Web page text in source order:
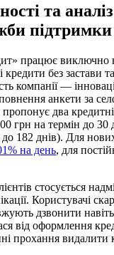
та
підтримки
працює виключно
без застави
компанії —
анкети за
пропонує два
грн на термін до 30
182 днів). Для нових
на день, для
стосується
Користувачі
дзвонити навіть
від оформлення
прохання видалити